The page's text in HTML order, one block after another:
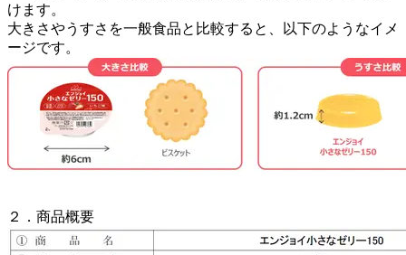
けます。
大きさやうすさを一般食品と比較すると、以下のようなイメ
ージです。
２．商品概要